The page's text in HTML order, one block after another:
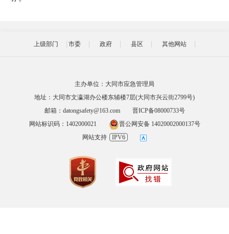
上级部门 市委 政府 县区 其他网站
主办单位：大同市应急管理局
地址：大同市文瀛湖办公楼东辅楼7层(大同市兴云街2799号)
邮箱：datongsafety@163.com
晋ICP备08000733号
网站标识码：1402000021
晋公网安备 14020002000137号
网站支持
IPV6